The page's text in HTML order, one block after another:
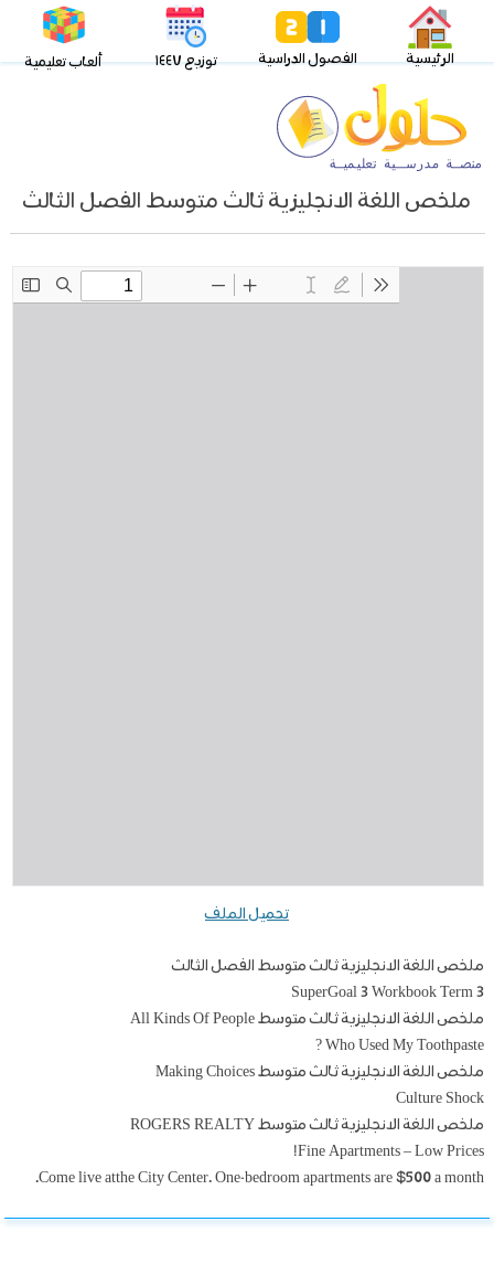
الرئيسية الفصول الدراسية توزيع ١٤٤٧ ألعاب تعليمية
ملخص اللغة الانجليزية ثالث متوسط الفصل الثالث
تحميل الملف
ملخص اللغة الانجليزية ثالث متوسط الفصل الثالث
SuperGoal 3 Workbook Term 3
ملخص اللغة الانجليزية ثالث متوسط All Kinds Of People
Who Used My Toothpaste ?
ملخص اللغة الانجليزية ثالث متوسط Making Choices
Culture Shock
ملخص اللغة الانجليزية ثالث متوسط ROGERS REALTY
Fine Apartments – Low Prices!
Come live atthe City Center. One-bedroom apartments are $500 a month.